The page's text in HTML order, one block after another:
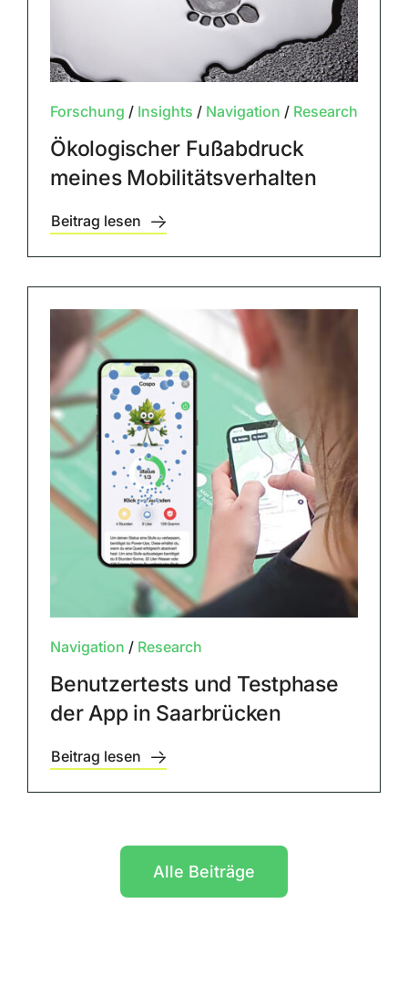
Forschung / Insights / Navigation / Research
Ökologischer Fußabdruck
meines Mobilitätsverhalten
Beitrag lesen
Navigation / Research
Benutzertests und Testphase
der App in Saarbrücken
Beitrag lesen
Alle Beiträge